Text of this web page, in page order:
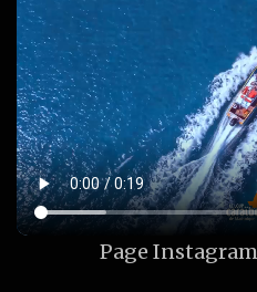
Page Instagram